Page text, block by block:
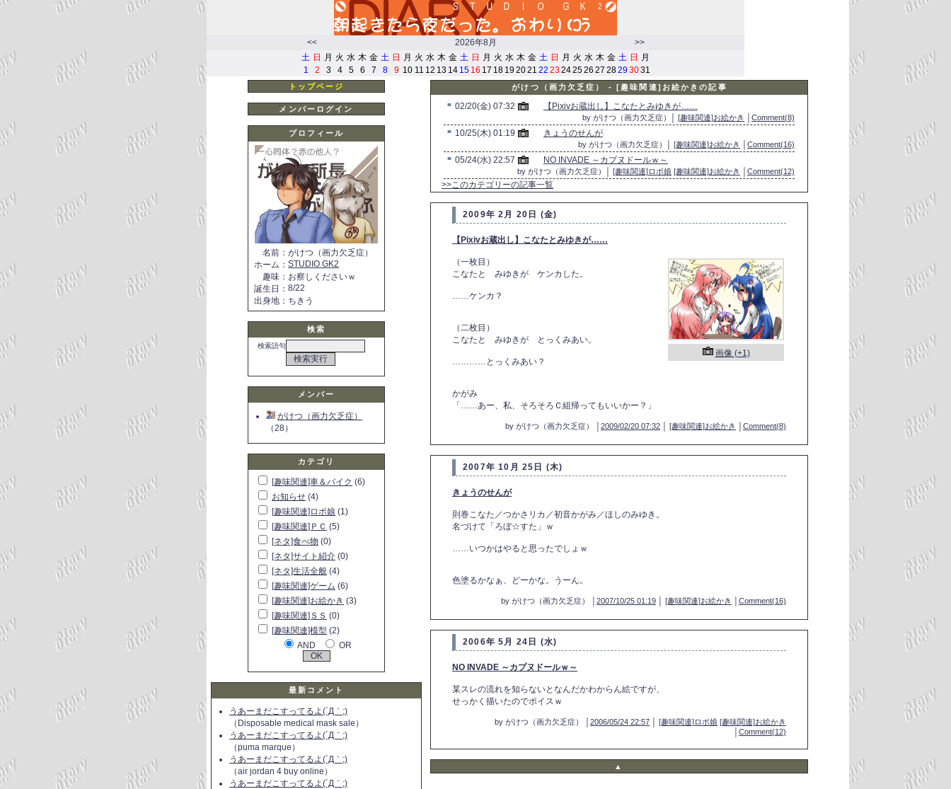
<< 2026年8月
>>
土 日 月 火 水 木 金 土 日 月 火 水 木 金 土 日 月 火 水 木 金 土 日 月 火 水 木 金 土 日
月
1
2 3 4 5 6 7 8 9 10 11 12 13 14 15 16 17 18 19 2021 22 23 242526 27 2829 3031
トップページ
メンバーログイン
プロフィール
名前 ： がけつ（画力欠乏症）
ホーム ： STUDIO GK2
趣味 ： お察しくださいｗ
誕生日 ： 8/22
出身地 ： ちきう
検索
検索語句
メンバー
がけつ（画力欠乏症）
（28）
カテゴリ
[趣味関連]車＆バイク (6)
お知らせ (4)
[趣味関連]ロボ娘 (1)
[趣味関連]ＰＣ (5)
[ネタ]食べ物 (0)
[ネタ]サイト紹介 (0)
[ネタ]生活全般 (4)
[趣味関連]ゲーム (6)
[趣味関連]お絵かき (3)
[趣味関連]ＳＳ (0)
[趣味関連]模型 (2)
AND
OR
最新コメント
うあーまだこすってるよ(´Д｀;)
（Disposable medical mask sale）
うあーまだこすってるよ(´Д｀;)
（puma marque）
うあーまだこすってるよ(´Д｀;)
（air jordan 4 buy online）
うあーまだこすってるよ(´Д｀;)
がけつ（画力欠乏症） - [趣味関連]お絵かきの記事
■ 02/20(金) 07:32 【Pixivお蔵出し】こなたとみゆきが……
by がけつ（画力欠乏症）│ [趣味関連]お絵かき Comment(8)
■ 10/25(木) 01:19 きょうのせんが
by がけつ（画力欠乏症）│ [趣味関連]お絵かき Comment(16)
■ 05/24(水) 22:57 NO INVADE ～カプヌドールｗ～
by がけつ（画力欠乏症）│ [趣味関連]ロボ娘 [趣味関連]お絵かき Comment(12)
>>このカテゴリーの記事一覧
2009年 2月 20日 (金)
【Pixivお蔵出し】こなたとみゆきが……
画像 (+1)
（一枚目）
こなたと みゆきが ケンカした。
……ケンカ？
（二枚目）
こなたと みゆきが とっくみあい。
…………とっくみあい？
かがみ
「……あー、私、そろそろＣ組帰ってもいいかー？」
by がけつ（画力欠乏症） │ 2009/02/20 07:32 [趣味関連]お絵かき Comment(8)
2007年 10月 25日 (木)
きょうのせんが
則巻こなた／つかさリカ／初音かがみ／ほしのみゆき。
名づけて「ろぼ☆すた」ｗ
……いつかはやると思ったでしょｗ
色塗るかなぁ、どーかな。うーん。
by がけつ（画力欠乏症） │ 2007/10/25 01:19 [趣味関連]お絵かき Comment(16)
2006年 5月 24日 (水)
NO INVADE ～カプヌドールｗ～
某スレの流れを知らないとなんだかわからん絵ですが、
せっかく描いたのでポイスｗ
by がけつ（画力欠乏症） │ 2006/05/24 22:57 [趣味関連]ロボ娘 [趣味関連]お絵かき
Comment(12)
▲